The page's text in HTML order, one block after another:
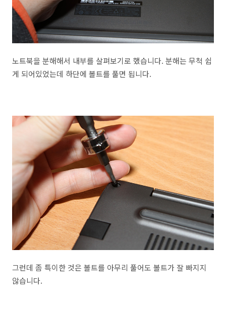
노트북을 분해해서 내부를 살펴보기로 했습니다. 분해는 무척 쉽
게 되어있었는데 하단에 볼트를 풀면 됩니다.
그런데 좀 특이한 것은 볼트를 아무리 풀어도 볼트가 잘 빠지지
않습니다.